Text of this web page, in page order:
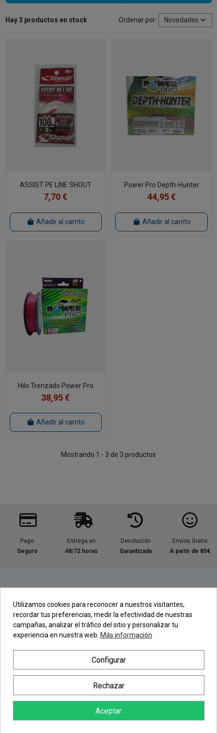
Hay 3 productos en stock Ordenar por: Novedades
ASSIST PE LINE SHOUT
7,70 €
Añadir al carrito
Power Pro Depth-Hunter
44,95 €
Añadir al carrito
Hilo Trenzado Power Pro
38,95 €
Añadir al carrito
Mostrando 1 - 3 de 3 productos
Pago
Seguro
Entrega en
48/72 horas
Devolución
Garantizada
Envíos Gratis
A partir de 85€
Contacta con nosotros
Regístrate en nuestra Newsletter
Newsletter
Utilizamos cookies para reconocer a nuestros visitantes,
recordar tus preferencias, medir la efectividad de nuestras
campañas, analizar el tráfico del sitio y personalizar tu
experiencia en nuestra web. Más información
Configurar
Rechazar
Aceptar